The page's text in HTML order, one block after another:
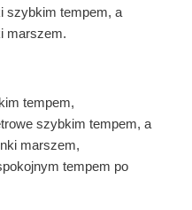
szybkim tempem, a
marszem.
tempem,
szybkim tempem, a
marszem,
tempem po